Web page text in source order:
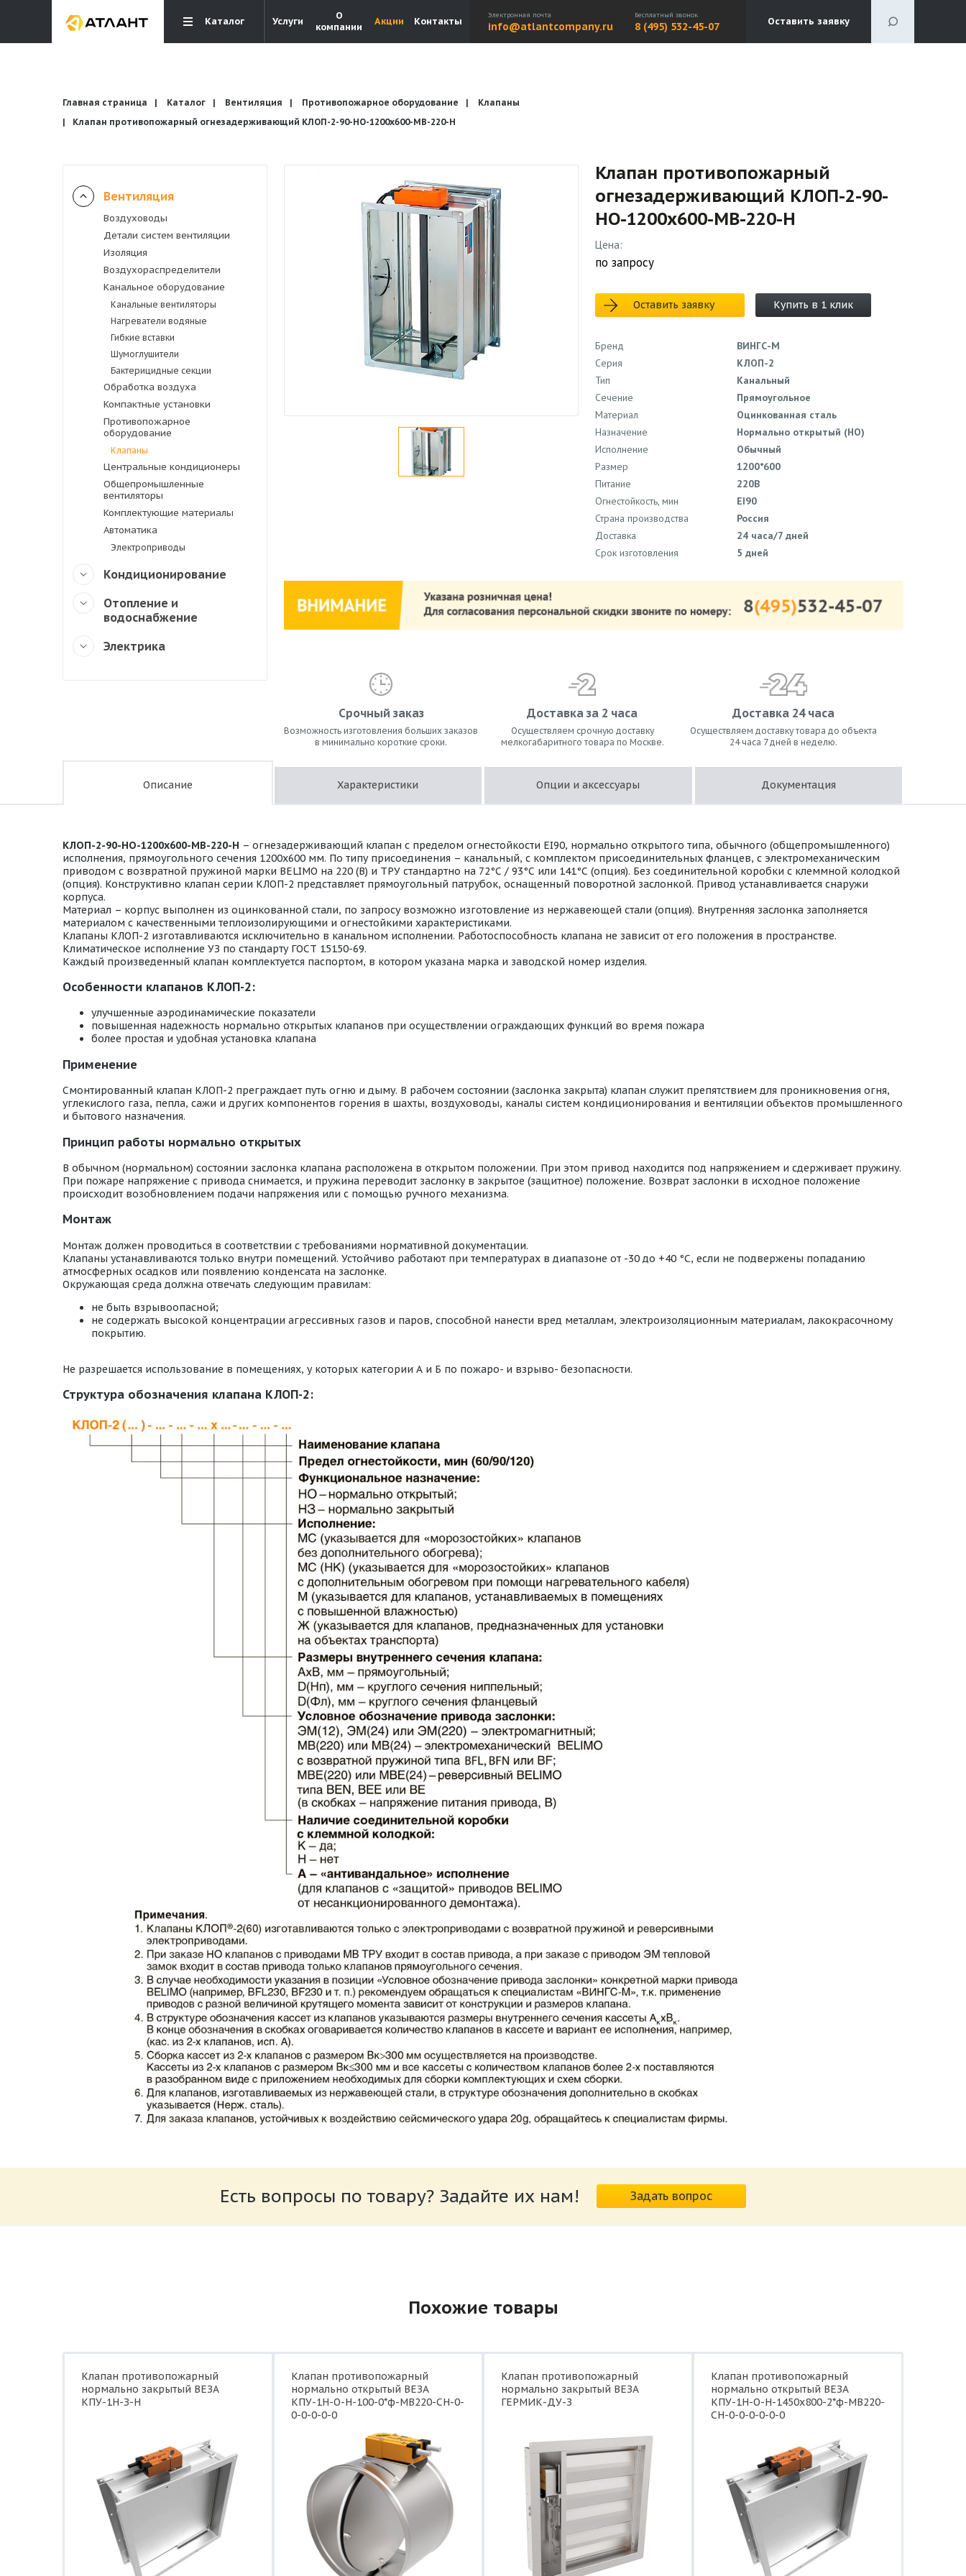
Каталог Услуги
О
компании
Акции Контакты
Электронная почта
info@atlantcompany.ru
Бесплатный звонок
8 (495) 532-45-07 Оставить заявку
Акции
Кондиционирование
Отопление и водоснабжение
Электрика
Главная страница Каталог Вентиляция Противопожарное оборудование
Клапаны
Клапан противопожарный огнезадерживающий КЛОП-2-90-НО-1200х600-МВ-220-Н
Вентиляция
Воздуховоды
Детали систем вентиляции
Изоляция
Воздухораспределители
Канальное оборудование
Канальные вентиляторы
Нагреватели водяные
Гибкие вставки
Шумоглушители
Бактерицидные секции
Обработка воздуха
Компактные установки
Противопожарное
оборудование
Клапаны
Центральные кондиционеры
Общепромышленные
вентиляторы
Комплектующие материалы
Автоматика
Электроприводы
Кондиционирование
Отопление и
водоснабжение
Электрика
Клапан противопожарный
огнезадерживающий КЛОП-2-90-
НО-1200х600-МВ-220-Н
Цена:
по запросу
Оставить заявку Купить в 1 клик
Бренд
ВИНГС-М
Серия
КЛОП-2
Тип
Канальный
Сечение
Прямоугольное
Материал
Оцинкованная сталь
Назначение
Нормально открытый (НО)
Исполнение
Обычный
Размер
1200*600
Питание
220В
Огнестойкость, мин
EI90
Страна производства
Россия
Доставка
24 часа/7 дней
Срок изготовления
5 дней
Срочный заказ
Возможность изготовления больших заказов
в минимально короткие сроки.
Доставка за 2 часа
Осуществляем срочную доставку
мелкогабаритного товара по Москве.
Доставка 24 часа
Осуществляем доставку товара до объекта
24 часа 7 дней в неделю.
Описание Характеристики Опции и аксессуары Документация
КЛОП-2-90-НО-1200х600-МВ-220-Н – огнезадерживающий клапан с пределом огнестойкости EI90, нормально открытого типа, обычного (общепромышленного)
исполнения, прямоугольного сечения 1200х600 мм. По типу присоединения – канальный, с комплектом присоединительных фланцев, с электромеханическим
приводом с возвратной пружиной марки BELIMO на 220 (В) и ТРУ стандартно на 72°С / 93°С или 141°С (опция). Без соединительной коробки с клеммной колодкой
(опция). Конструктивно клапан серии КЛОП-2 представляет прямоугольный патрубок, оснащенный поворотной заслонкой. Привод устанавливается снаружи
корпуса.
Материал – корпус выполнен из оцинкованной стали, по запросу возможно изготовление из нержавеющей стали (опция). Внутренняя заслонка заполняется
материалом с качественными теплоизолирующими и огнестойкими характеристиками.
Клапаны КЛОП-2 изготавливаются исключительно в канальном исполнении. Работоспособность клапана не зависит от его положения в пространстве.
Климатическое исполнение УЗ по стандарту ГОСТ 15150-69.
Каждый произведенный клапан комплектуется паспортом, в котором указана марка и заводской номер изделия.
Особенности клапанов КЛОП-2:
улучшенные аэродинамические показатели
повышенная надежность нормально открытых клапанов при осуществлении ограждающих функций во время пожара
более простая и удобная установка клапана
Применение
Смонтированный клапан КЛОП-2 преграждает путь огню и дыму. В рабочем состоянии (заслонка закрыта) клапан служит препятствием для проникновения огня,
углекислого газа, пепла, сажи и других компонентов горения в шахты, воздуховоды, каналы систем кондиционирования и вентиляции объектов промышленного
и бытового назначения.
Принцип работы нормально открытых
В обычном (нормальном) состоянии заслонка клапана расположена в открытом положении. При этом привод находится под напряжением и сдерживает пружину.
При пожаре напряжение с привода снимается, и пружина переводит заслонку в закрытое (защитное) положение. Возврат заслонки в исходное положение
происходит возобновлением подачи напряжения или с помощью ручного механизма.
Монтаж
Монтаж должен проводиться в соответствии с требованиями нормативной документации.
Клапаны устанавливаются только внутри помещений. Устойчиво работают при температурах в диапазоне от -30 до +40 °С, если не подвержены попаданию
атмосферных осадков или появлению конденсата на заслонке.
Окружающая среда должна отвечать следующим правилам:
не быть взрывоопасной;
не содержать высокой концентрации агрессивных газов и паров, способной нанести вред металлам, электроизоляционным материалам, лакокрасочному
покрытию.
Не разрешается использование в помещениях, у которых категории А и Б по пожаро- и взрыво- безопасности.
Структура обозначения клапана КЛОП-2:
Размер: 862.34 Кб
Характеристики и схемы подключения приводов КЛОП-2.pdf
Есть вопросы по товару? Задайте их нам! Задать вопрос
Похожие товары
Клапан противопожарный
нормально закрытый ВЕЗА
КПУ-1Н-З-Н
Клапан противопожарный
нормально открытый ВЕЗА
КПУ-1Н-О-Н-100-0*ф-МВ220-СН-0-
0-0-0-0-0
Клапан противопожарный
нормально закрытый ВЕЗА
ГЕРМИК-ДУ-З
Клапан противопожарный
нормально открытый ВЕЗА
КПУ-1Н-О-Н-1450x800-2*ф-МВ220-
СН-0-0-0-0-0-0